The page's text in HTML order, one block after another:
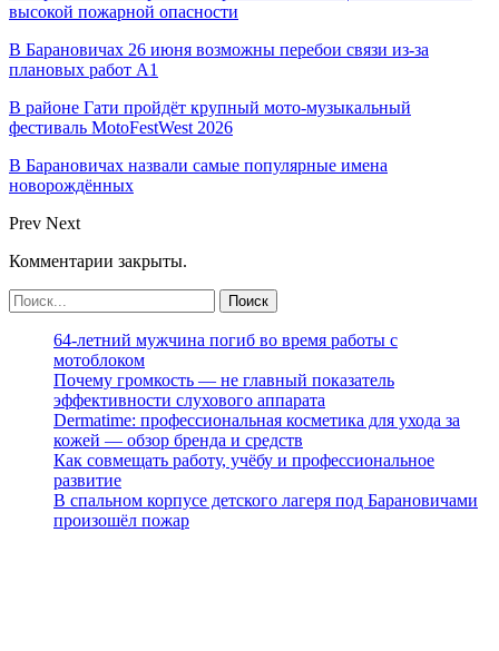
высокой пожарной опасности
В Барановичах 26 июня возможны перебои связи из-за
плановых работ A1
В районе Гати пройдёт крупный мото-музыкальный
фестиваль MotoFestWest 2026
В Барановичах назвали самые популярные имена
новорождённых
Prev Next
Комментарии закрыты.
64-летний мужчина погиб во время работы с
мотоблоком
Почему громкость — не главный показатель
эффективности слухового аппарата
Dermatime: профессиональная косметика для ухода за
кожей — обзор бренда и средств
Как совмещать работу, учёбу и профессиональное
развитие
В спальном корпусе детского лагеря под Барановичами
произошёл пожар